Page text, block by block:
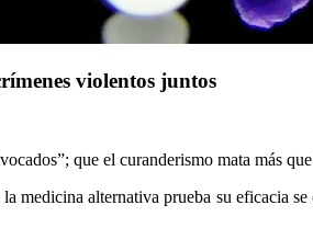
violentos juntos
que el curanderismo mata más
medicina alternativa prueba su eficacia